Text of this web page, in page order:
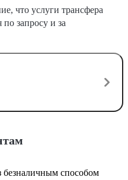
что услуги трансфера
по запросу и за
безналичным способом